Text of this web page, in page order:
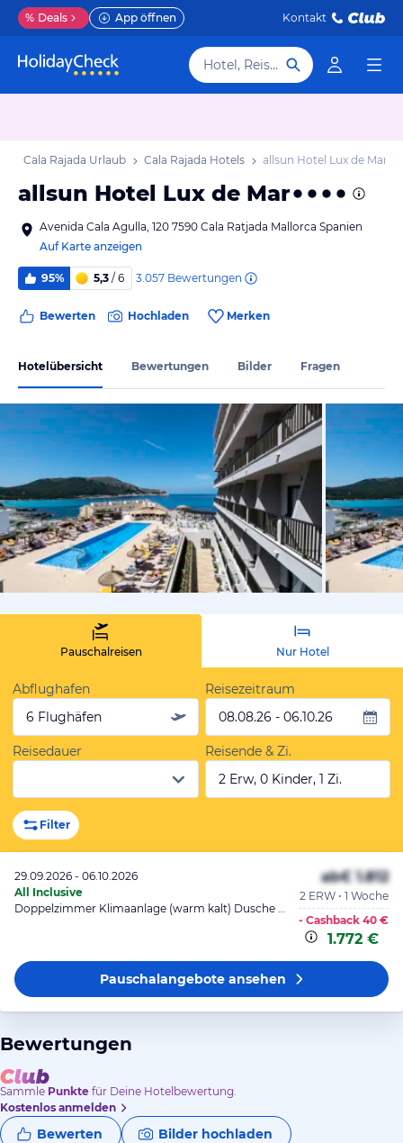
% Deals App öffnen Kontakt
Hotel, Reiseziel
Cala Rajada Urlaub Cala Rajada Hotels allsun Hotel Lux de Mar
allsun Hotel Lux de Mar
Avenida Cala Agulla, 120 7590 Cala Ratjada Mallorca Spanien
Auf Karte anzeigen
95% 5,3 / 6 3.057 Bewertungen
Bewerten Hochladen Merken
Hotelübersicht Bewertungen Bilder Fragen
vom
Pauschalreisen Nur Hotel
Abflughafen
6 Flughäfen
Reisezeitraum
08.08.26 - 06.10.26
Reisedauer
Reisende & Zi.
2 Erw, 0 Kinder, 1 Zi.
Filter
29.09.2026 - 06.10.2026
All Inclusive
Doppelzimmer Klimaanlage (warm kalt) Dusche WC Balkon o. Terrass
ab€ 1.812
2 ERW • 1 Woche
- Cashback 40 €
1.772 €
Pauschalangeboteansehen
Bewertungen
Sammle Punkte für Deine Hotelbewertung.
Kostenlos anmelden
Bewerten Bilder hochladen